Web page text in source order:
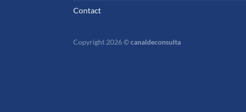
Contact
Copyright 2026 ©canaldeconsulta